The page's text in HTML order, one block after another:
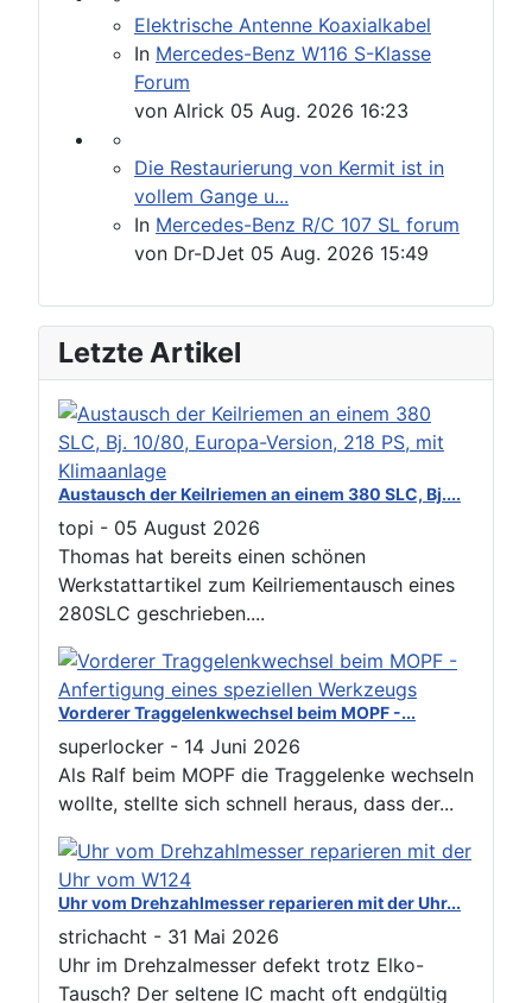
Elektrische Antenne Koaxialkabel
In Mercedes-Benz W116 S-Klasse
Forum
von Alrick 05 Aug. 2026 16:23
Die Restaurierung von Kermit ist in
vollem Gange u...
In Mercedes-Benz R/C 107 SL forum
von Dr-DJet 05 Aug. 2026 15:49
Letzte Artikel
Austausch der Keilriemen an einem 380 SLC, Bj....
topi - 05 August 2026
Thomas hat bereits einen schönen
Werkstattartikel zum Keilriementausch eines
280SLC geschrieben....
Vorderer Traggelenkwechsel beim MOPF -...
superlocker - 14 Juni 2026
Als Ralf beim MOPF die Traggelenke wechseln
wollte, stellte sich schnell heraus, dass der...
Uhr vom Drehzahlmesser reparieren mit der Uhr...
strichacht - 31 Mai 2026
Uhr im Drehzalmesser defekt trotz Elko-
Tausch? Der seltene IC macht oft endgültig